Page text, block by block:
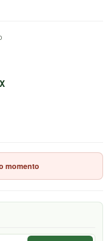
momento